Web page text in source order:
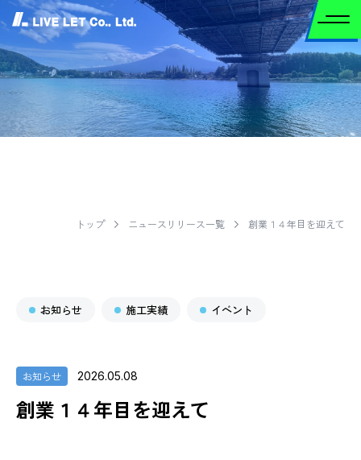
トップ ニュースリリース一覧 創業１４年目を迎えて
お知らせ 施工実績 イベント
お知らせ 2026.05.08
創業１４年目を迎えて